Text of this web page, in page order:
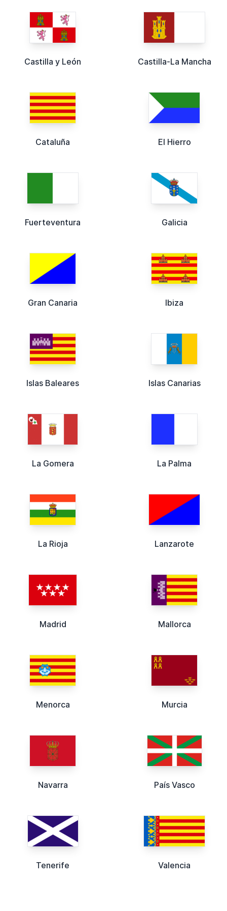
Castilla y León Castilla-La Mancha
Cataluña El Hierro
Fuerteventura Galicia
Gran Canaria Ibiza
Islas Baleares Islas Canarias
La Gomera La Palma
La Rioja Lanzarote
Madrid Mallorca
Menorca Murcia
Navarra País Vasco
Tenerife Valencia